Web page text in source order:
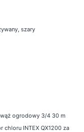
szary
ogrodowy 3/4 30 m
chloru INTEX QX1200 za